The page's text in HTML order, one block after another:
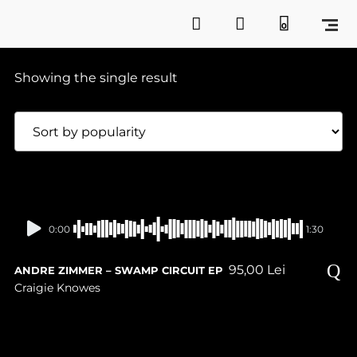
0
Showing the single result
0:00 1:30
ANDRE ZIMMER – SWAMP CIRCUIT EP 95,00 Lei
Craigie Knowes